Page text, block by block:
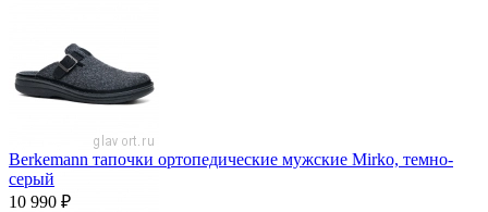
Berkemann тапочки ортопедические мужские Mirko, темно-
серый
10 990 ₽